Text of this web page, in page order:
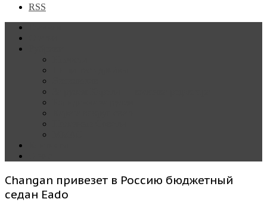
RSS
Changan привезет в Россию бюджетный
седан Eado